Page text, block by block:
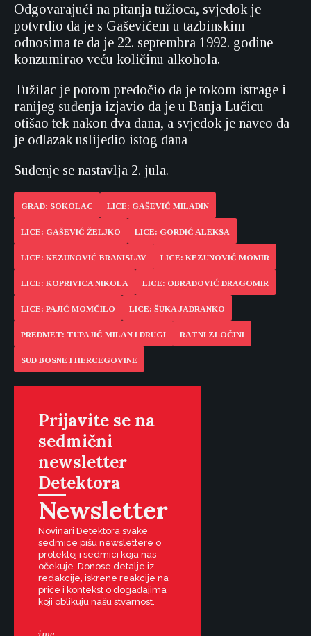
Odgovarajući na pitanja tužioca, svjedok je
potvrdio da je s Gaševićem u tazbinskim
odnosima te da je 22. septembra 1992. godine
konzumirao veću količinu alkohola.
Tužilac je potom predočio da je tokom istrage i
ranijeg suđenja izjavio da je u Banja Lučicu
otišao tek nakon dva dana, a svjedok je naveo da
je odlazak uslijedio istog dana
Suđenje se nastavlja 2. jula.
GRAD: SOKOLAC LICE: GAŠEVIĆ MILADIN
LICE: GAŠEVIĆ ŽELJKO LICE: GORDIĆ ALEKSA
LICE: KEZUNOVIĆ BRANISLAV LICE: KEZUNOVIĆ MOMIR
LICE: KOPRIVICA NIKOLA LICE: OBRADOVIĆ DRAGOMIR
LICE: PAJIĆ MOMČILO LICE: ŠUKA JADRANKO
PREDMET: TUPAJIĆ MILAN I DRUGI RATNI ZLOČINI
SUD BOSNE I HERCEGOVINE
Prijavite se na
sedmični
newsletter
Detektora
Newsletter
Novinari Detektora svake
sedmice pišu newslettere o
protekloj i sedmici koja nas
očekuje. Donose detalje iz
redakcije, iskrene reakcije na
priče i kontekst o događajima
koji oblikuju našu stvarnost.